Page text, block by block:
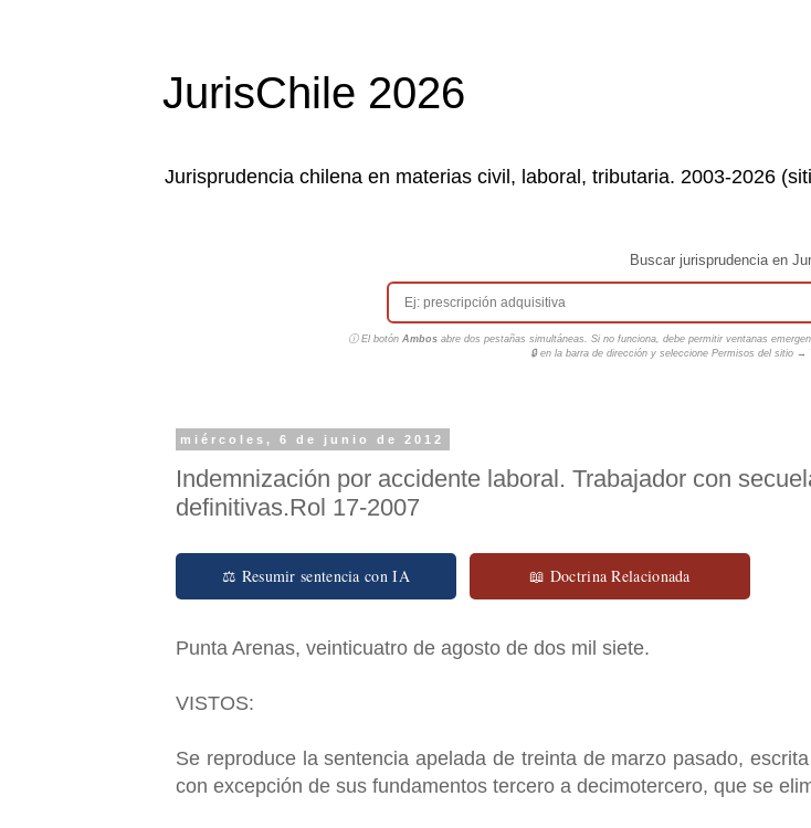
JurisChile 2026
Jurisprudencia chilena en materias civil, laboral, tributaria. 2003-2026
Buscar jurisprudencia en
ⓘ El botón Ambosabre dos pestañas simultáneas. Si no funciona, debe permitir ventanas
🔒 en la barra de dirección y seleccione Permisos del sitio →
miércoles, 6 de junio de 2012
Indemnización por accidente laboral. Trabajador con
definitivas.Rol 17-2007
⚖ Resumir sentencia con IA 📖 Doctrina Relacionada
Punta Arenas, veinticuatro de agosto de dos mil siete.
VISTOS:
Se reproduce la sentencia apelada de treinta de marzo pasado,
con excepción de sus fundamentos tercero a decimotercero, que se